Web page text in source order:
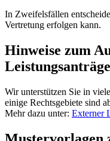
In Zweifelsfällen
Vertretung erfolgen kann.
Hinweise zum
Wir unterstützen Sie in
einige Rechtsgebiete sind
Mehr dazu unter: Externer